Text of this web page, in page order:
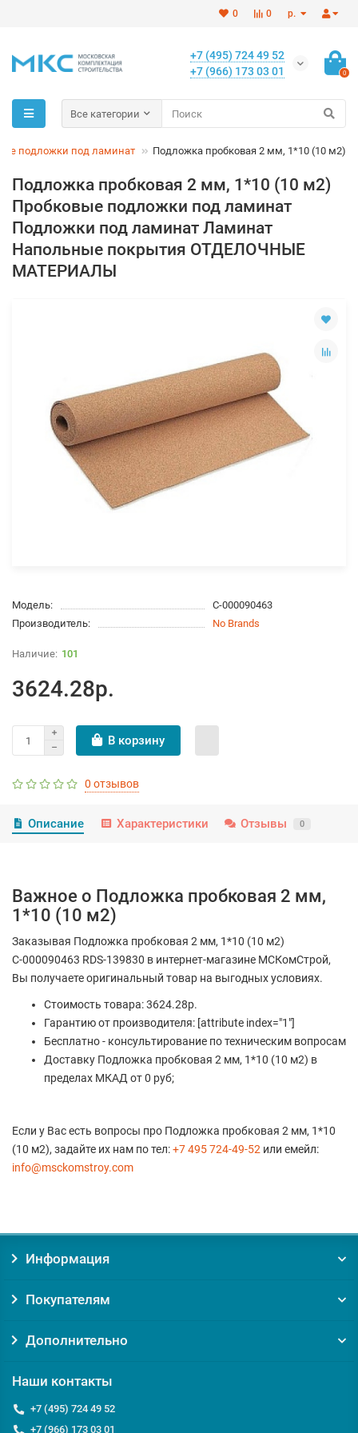
р.
0
0
+7 (495) 724 49 52
+7 (966) 173 03 01
0
Все категории
подложки под ламинат Подложка пробковая 2 мм, 1*10 (10 м2)
Подложка пробковая 2 мм, 1*10 (10 м2)
Пробковые подложки под ламинат
Подложки под ламинат Ламинат
Напольные покрытия ОТДЕЛОЧНЫЕ
МАТЕРИАЛЫ
Модель:
С-000090463
Производитель:
No Brands
101
3624.28р.
В корзину
0 отзывов
Описание Характеристики Отзывы 0
Важное о Подложка пробковая 2 мм,
1*10 (10 м2)
Заказывая Подложка пробковая 2 мм, 1*10 (10 м2)
С-000090463 RDS-139830 в интернет-магазине МСКомСтрой,
Вы получаете оригинальный товар на выгодных условиях.
Стоимость товара: 3624.28р.
Гарантию от производителя: [attribute index="1"]
Бесплатно - консультирование по техническим вопросам
Доставку Подложка пробковая 2 мм, 1*10 (10 м2) в
пределах МКАД от 0 руб;
Если у Вас есть вопросы про Подложка пробковая 2 мм, 1*10
(10 м2), задайте их нам по тел:+7 495 724-49-52 или емейл:
info@msckomstroy.com
Информация
Покупателям
Дополнительно
Наши контакты
+7 (495) 724 49 52
+7 (966) 173 03 01